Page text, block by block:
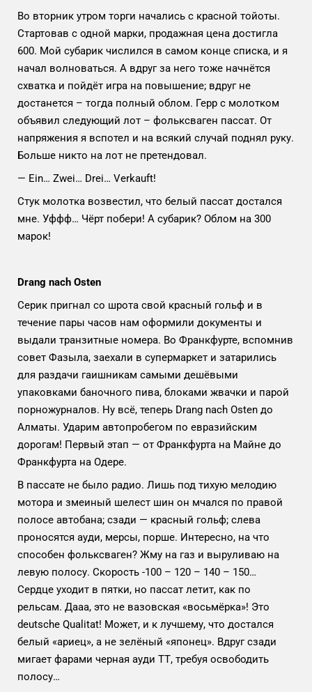
Во вторник утром торги начались с красной тойоты.
Стартовав с одной марки, продажная цена достигла
600. Мой субарик числился в самом конце списка, и я
начал волноваться. А вдруг за него тоже начнётся
схватка и пойдёт игра на повышение; вдруг не
достанется – тогда полный облом. Герр с молотком
объявил следующий лот – фольксваген пассат. От
напряжения я вспотел и на всякий случай поднял руку.
Больше никто на лот не претендовал.
— Ein… Zwei… Drei… Verkauft!
Стук молотка возвестил, что белый пассат достался
мне. Уффф… Чёрт побери! А субарик? Облом на 300
марок!
Drang nach Osten
Серик пригнал со шрота свой красный гольф и в
течение пары часов нам оформили документы и
выдали транзитные номера. Во Франкфурте, вспомнив
совет Фазыла, заехали в супермаркет и затарились
для раздачи гаишникам самыми дешёвыми
упаковками баночного пива, блоками жвачки и парой
порножурналов. Ну всё, теперь Drang nach Osten до
Алматы. Ударим автопробегом по евразийским
дорогам! Первый этап — от Франкфурта на Майне до
Франкфурта на Одере.
В пассате не было радио. Лишь под тихую мелодию
мотора и змеиный шелест шин он мчался по правой
полосе автобана; сзади — красный гольф; слева
проносятся ауди, мерсы, порше. Интересно, на что
способен фольксваген? Жму на газ и выруливаю на
левую полосу. Скорость -100 – 120 – 140 – 150…
Сердце уходит в пятки, но пассат летит, как по
рельсам. Дааа, это не вазовская «восьмёрка»! Это
deutsche Qualitat! Может, и к лучшему, что достался
белый «ариец», а не зелёный «японец». Вдруг сзади
мигает фарами черная ауди ТТ, требуя освободить
полосу…